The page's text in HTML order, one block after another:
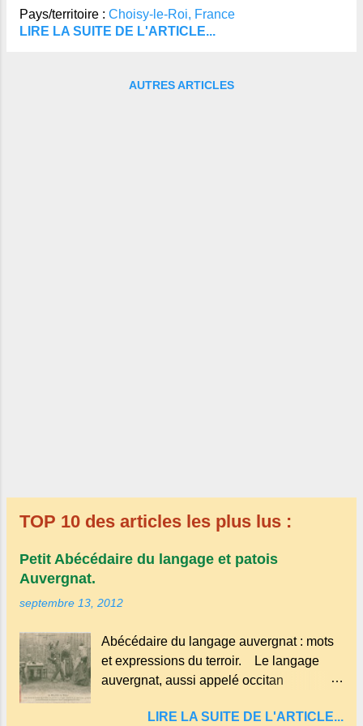
connaissent pas.
Pays/territoire : Choisy-le-Roi, France
LIRE LA SUITE DE L'ARTICLE...
AUTRES ARTICLES
TOP 10 des articles les plus lus :
Petit Abécédaire du langage et patois
Auvergnat.
septembre 13, 2012
Abécédaire du langage auvergnat : mots
et expressions du terroir. Le langage
auvergnat, aussi appelé occitan
parlé principalement en Auvergne et dans
LIRE LA SUITE DE L'ARTICLE...